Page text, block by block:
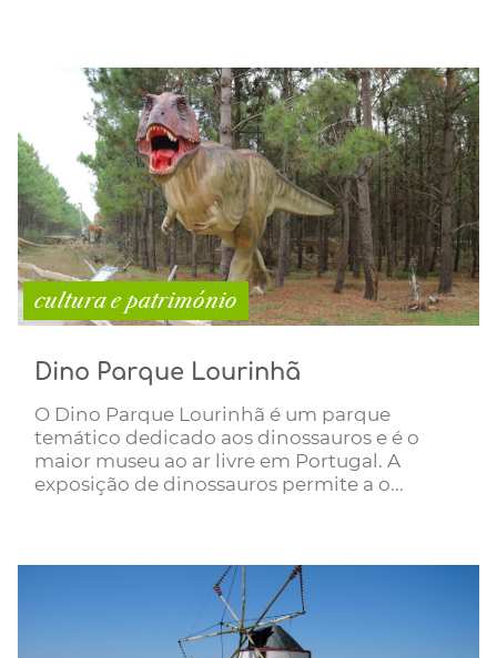
cultura e património
Dino Parque Lourinhã
O Dino Parque Lourinhã é um parque
temático dedicado aos dinossauros e é o
maior museu ao ar livre em Portugal. A
exposição de dinossauros permite a o...